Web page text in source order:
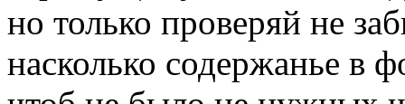
но только проверяй не
насколько содержанье в